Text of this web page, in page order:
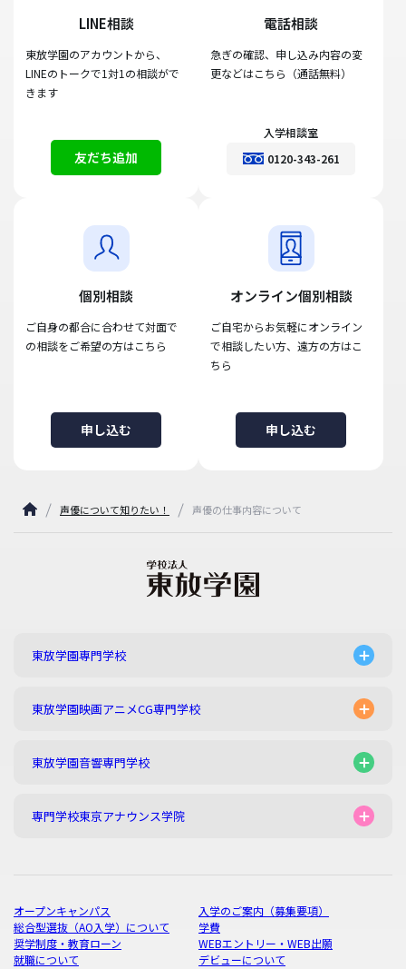
LINE相談
東放学園のアカウントから、
LINEのトークで1対1の相談がで
きます
友だち追加
電話相談
急ぎの確認、申し込み内容の変
更などはこちら（通話無料）
入学相談室
0120-343-261
個別相談
ご自身の都合に合わせて対面で
の相談をご希望の方はこちら
申し込む
オンライン個別相談
ご自宅からお気軽にオンライン
で相談したい方、遠方の方はこ
ちら
申し込む
声優について知りたい！ 声優の仕事内容について
東放学園専門学校
東放学園映画アニメCG専門学校
東放学園音響専門学校
専門学校東京アナウンス学院
オープンキャンパス
入学のご案内（募集要項）
総合型選抜（AO入学）について
学費
奨学制度・教育ローン
WEBエントリー・WEB出願
就職について
デビューについて